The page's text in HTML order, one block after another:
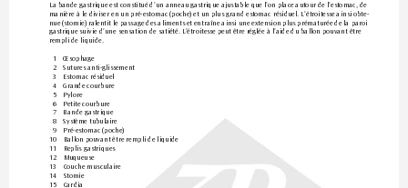
La bande gastrique est constitué d ’un anneau gastrique ajustable que l’on place autour de l’estomac, de
manière à le diviser en un pré-estomac (poche) et un plus grand estomac résiduel. L’étroitesse ainsi obte-
nue (stomie) ralentit le passage des aliments et entraîne ainsi une extension plus prématurée de la paroi
gastrique suivie d’une sensation de satiété. L’étroitesse peut être réglée à l’aide du ballon pouvant être
rempli de liquide.
1
Œsophage
2
Sutures anti-glissement
3 Estomac résiduel
4 Grande courbure
5 Pylore
6
Petite courbure
7
Bande gastrique
8 Système tubulaire
9
Pré-estomac (poche)
10
Ballon pouvant être rempli de liquide
11
Replis gastriques
12
Muqueuse
13
Couche musculaire
14
Stomie
15
Cardia